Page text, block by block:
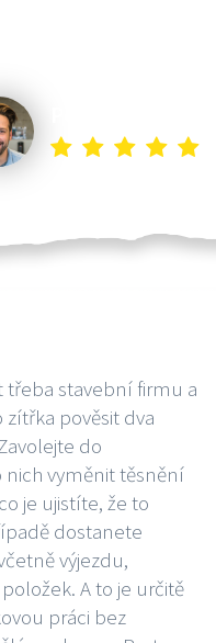
třeba stavební firmu a
pověsit dva
do
nich vyměnit těsnění
je ujistíte, že to
dostanete
výjezdu,
A to je určitě
práci bez